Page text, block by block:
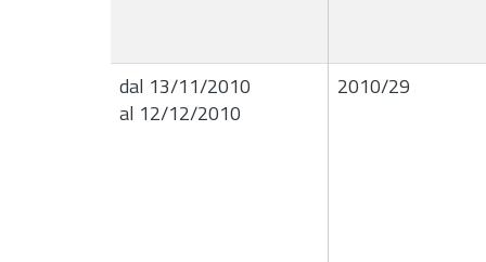
dal 13/11/2010
al 12/12/2010
2010/29